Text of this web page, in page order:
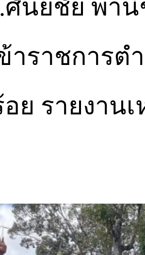
ศันย์ชัย พา
าราชการต
อย รายงา